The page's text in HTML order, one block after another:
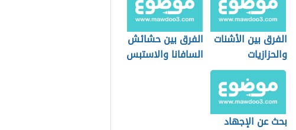
المبادلات الغازية
التنفسية عند النبات
الأخضر
ما هي الفواكه
الاستوائية؟
الفرق بين الأشنات
والحزازيات